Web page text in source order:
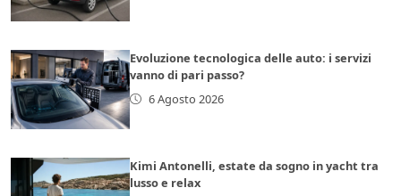
Evoluzione tecnologica delle auto: i servizi
vanno di pari passo?
6 Agosto 2026
Kimi Antonelli, estate da sogno in yacht tra
lusso e relax